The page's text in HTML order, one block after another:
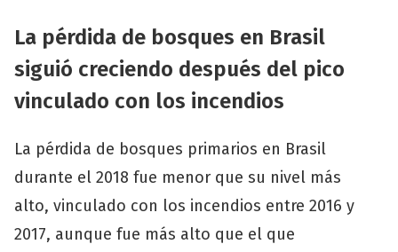
La pérdida de bosques en Brasil
siguió creciendo después del pico
vinculado con los incendios
La pérdida de bosques primarios en Brasil
durante el 2018 fue menor que su nivel más
alto, vinculado con los incendios entre 2016 y
2017, aunque fue más alto que el que